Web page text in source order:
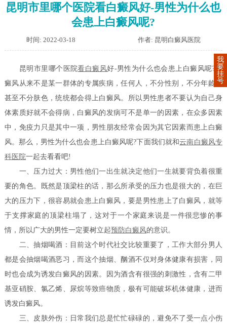
昆明市里哪个医院看白癜风好-男性为什么也
会患上白癜风呢?
时间: 2022-03-18 作者: 昆明白癜风医院
昆明市里哪个医院看白癜风好-男性为什么也会患上白癜风呢?白
癜风从来不是某一群体的专属疾病，任何人，不分性别，不分年龄，
甚至不分肤色，统统都会得上白癜风。所以男性患者不要认为自己身
体素质好就不会得病，白癜风的发病可不是单一的因素，在众多因素
中，免疫力只是其中一项，男性朋友经常会因为其它因素而患上白癜
风。那么，男性为什么也会患上白癜风呢?下面我们就和云南白癜风专
科医院一起去看看吧!
一、压力过大：男性他们一出生就决定他们一生就要背负着很重
要的角色。既然是顶梁柱的话，那么所承受的压力也是很大的，在巨
大的压力下，很容易就会患上白癜风，要是男性患上了白癜风，就等
于支撑家庭的顶梁柱塌了，这对于一个家庭来说是一件很悲惨的事
情，所以广大的男性一定要树立起预防白癜风的意识。
二、抽烟喝酒：目前这个时代社交比较重要了，工作大部分男人
都是会抽烟喝酒恶习，而这个抽烟、酗酒不仅对身体健康有损害，同
时也会成为诱发白癜风的因素。因为酒含有很强的刺激性，含有二甲
基亚硝胺、氯乙烯、尿烷等致癌物质，极有可能破坏机体健康，进而
诱发白癜风。
三、皮肤外伤：日常我们总是忙忙碌碌的，避免不了受一点小伤
我
要
挂
号